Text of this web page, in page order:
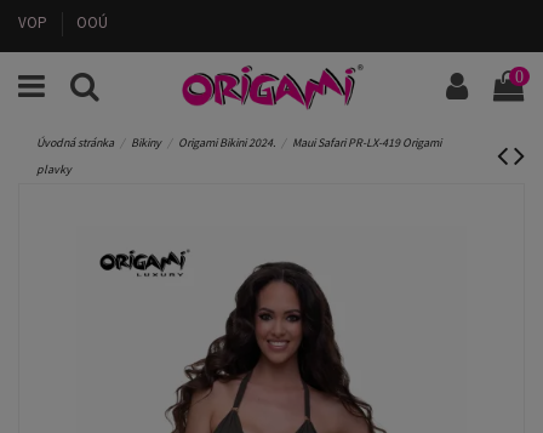
VOP OOÚ
0
Úvodná stránka Bikiny Origami Bikini 2024.
Maui Safari PR-LX-419 Origami
plavky